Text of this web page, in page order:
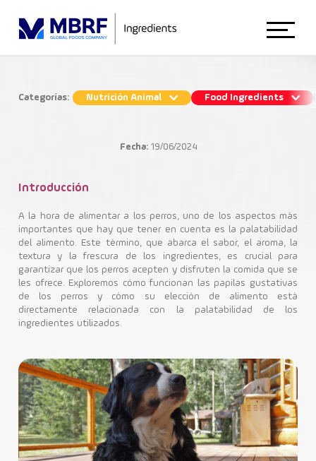
Animal Nutrition
Food Ingredients
Blog
gustativas de los perros y su elección
Nutrición Animal
B.FreshFy Palatabilizantes
Categorías: Nutrición Animal Food Ingredients
Fecha:19/06/2024
Introducción
A la hora de alimentar a los perros, uno de los aspectos más
importantes que hay que tener en cuenta es la palatabilidad
del alimento. Este término, que abarca el sabor, el aroma, la
textura y la frescura de los ingredientes, es crucial para
garantizar que los perros acepten y disfruten la comida que se
les ofrece. Exploremos cómo funcionan las papilas gustativas
de los perros y cómo su elección de alimento está
directamente relacionada con la palatabilidad de los
ingredientes utilizados.